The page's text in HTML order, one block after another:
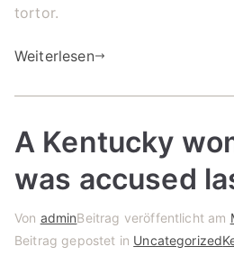
tortor.
Weiterlesen
A Kentucky
was accused
Von adminBeitrag veröffentlicht am
Beitrag gepostet in Uncategorized